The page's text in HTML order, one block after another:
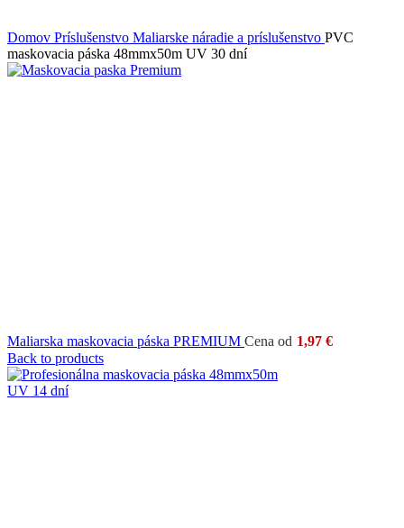
Domov Príslušenstvo Maliarske náradie a príslušenstvo PVC
maskovacia páska 48mmx50m UV 30 dní
Maliarska maskovacia páska PREMIUM Cena od 1,97 €
Back to products